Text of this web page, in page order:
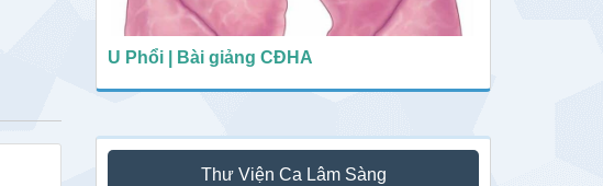
U Phổi | Bài giảng CĐHA
Thư Viện Ca Lâm Sàng